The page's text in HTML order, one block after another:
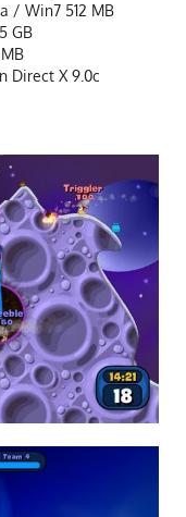
/ Win7 512 MB
GB
Direct X 9.0c